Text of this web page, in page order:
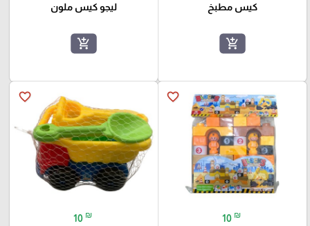
كيس مطبخ
add_shopping_cart
ليجو كيس ملون
add_shopping_cart
favorite_border
10 ₪
favorite_border
10 ₪